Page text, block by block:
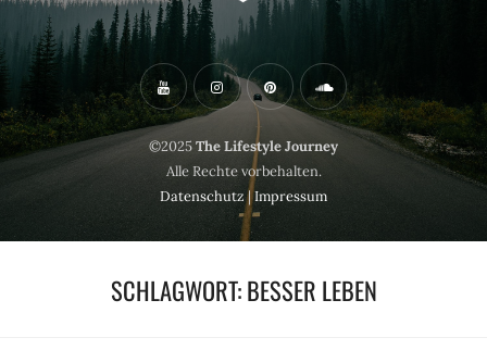
©2025The Lifestyle Journey
Alle Rechte vorbehalten.
Datenschutz|Impressum
SCHLAGWORT:BESSER LEBEN